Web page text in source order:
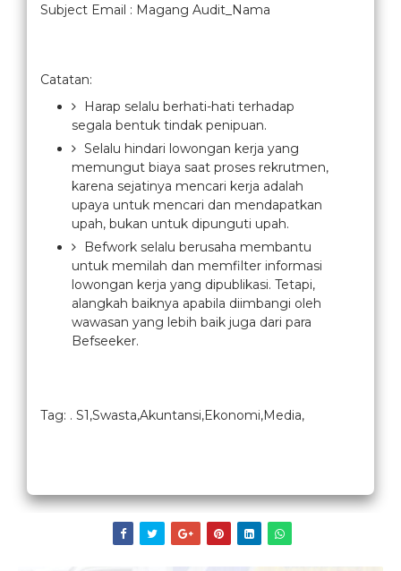
Subject Email : Magang Audit_Nama
Catatan:
Harap selalu berhati-hati terhadap
segala bentuk tindak penipuan.
Selalu hindari lowongan kerja yang
memungut biaya saat proses rekrutmen,
karena sejatinya mencari kerja adalah
upaya untuk mencari dan mendapatkan
upah, bukan untuk dipunguti upah.
Befwork selalu berusaha membantu
untuk memilah dan memfilter informasi
lowongan kerja yang dipublikasi. Tetapi,
alangkah baiknya apabila diimbangi oleh
wawasan yang lebih baik juga dari para
Befseeker.
Tag: . S1,Swasta,Akuntansi,Ekonomi,Media,